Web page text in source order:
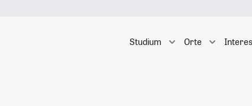
Studium Orte